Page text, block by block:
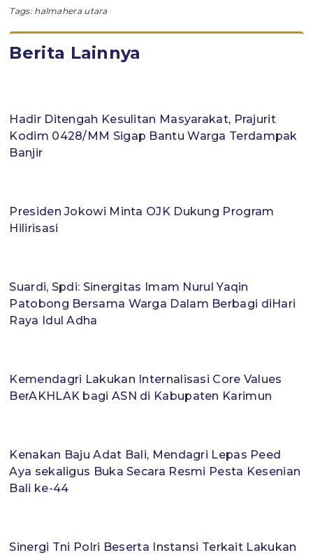
Tags: halmahera utara
Berita Lainnya
Hadir Ditengah Kesulitan Masyarakat, Prajurit
Kodim 0428/MM Sigap Bantu Warga Terdampak
Banjir
Presiden Jokowi Minta OJK Dukung Program
Hilirisasi
Suardi, Spdi: Sinergitas Imam Nurul Yaqin
Patobong Bersama Warga Dalam Berbagi diHari
Raya Idul Adha
Kemendagri Lakukan Internalisasi Core Values
BerAKHLAK bagi ASN di Kabupaten Karimun
Kenakan Baju Adat Bali, Mendagri Lepas Peed
Aya sekaligus Buka Secara Resmi Pesta Kesenian
Bali ke-44
Sinergi Tni Polri Beserta Instansi Terkait Lakukan